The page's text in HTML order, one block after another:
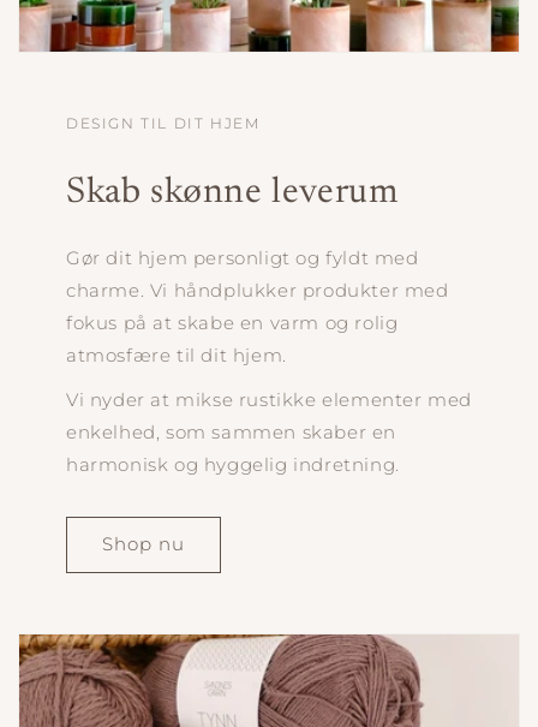
DESIGN TIL DIT HJEM
Skab skønne leverum
Gør dit hjem personligt og fyldt med
charme. Vi håndplukker produkter med
fokus på at skabe en varm og rolig
atmosfære til dit hjem.
Vi nyder at mikse rustikke elementer med
enkelhed, som sammen skaber en
harmonisk og hyggelig indretning.
Shop nu